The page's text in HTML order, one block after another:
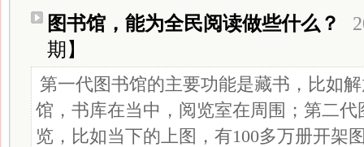
图书馆，能为全民阅读做些什么？
期】
第一代图书馆的主要功能是藏书，比如
馆，书库在当中，阅览室在周围；第二
览，比如当下的上图，有100多万册开架